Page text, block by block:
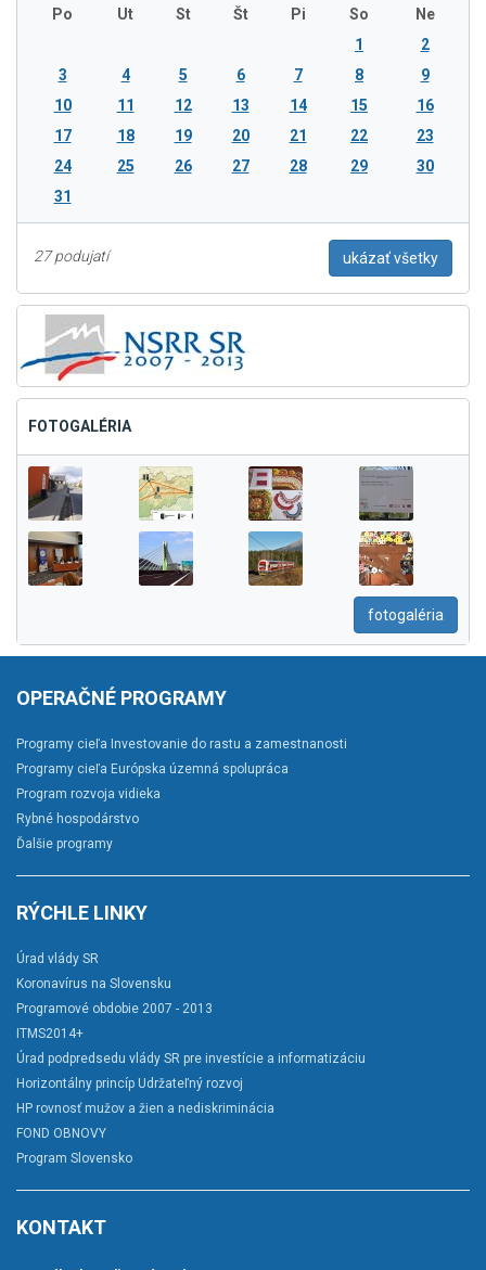
Po Ut St Št Pi So
Ne
1
2
3
4 5 6 7 8
9
10
11 12 13 14 15
16
17
18 19 20 21 22
23
24
25 26 27 28 29
30
31
27 podujatí ukázať všetky
FOTOGALÉRIA
fotogaléria
OPERAČNÉ PROGRAMY
Programy cieľa Investovanie do rastu a zamestnanosti
Programy cieľa Európska územná spolupráca
Program rozvoja vidieka
Rybné hospodárstvo
Ďalšie programy
RÝCHLE LINKY
Úrad vlády SR
Koronavírus na Slovensku
Programové obdobie 2007 - 2013
ITMS2014+
Úrad podpredsedu vlády SR pre investície a informatizáciu
Horizontálny princíp Udržateľný rozvoj
HP rovnosť mužov a žien a nediskriminácia
FOND OBNOVY
Program Slovensko
KONTAKT